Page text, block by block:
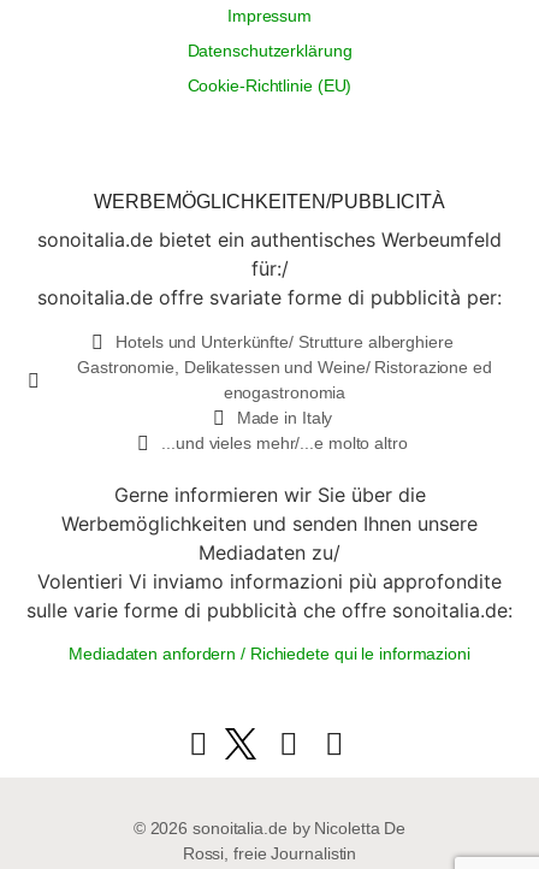
Impressum
Datenschutzerklärung
Cookie-Richtlinie (EU)
WERBEMÖGLICHKEITEN/PUBBLICITÀ
sonoitalia.de bietet ein authentisches Werbeumfeld
für:/
sonoitalia.de offre svariate forme di pubblicità per:
Hotels und Unterkünfte/ Strutture alberghiere
Gastronomie, Delikatessen und Weine/ Ristorazione ed
enogastronomia
Made in Italy
...und vieles mehr/...e molto altro
Gerne informieren wir Sie über die
Werbemöglichkeiten und senden Ihnen unsere
Mediadaten zu/
Volentieri Vi inviamo informazioni più approfondite
sulle varie forme di pubblicità che offre sonoitalia.de:
Mediadaten anfordern / Richiedete qui le informazioni
© 2026 sonoitalia.de by Nicoletta De
Rossi, freie Journalistin